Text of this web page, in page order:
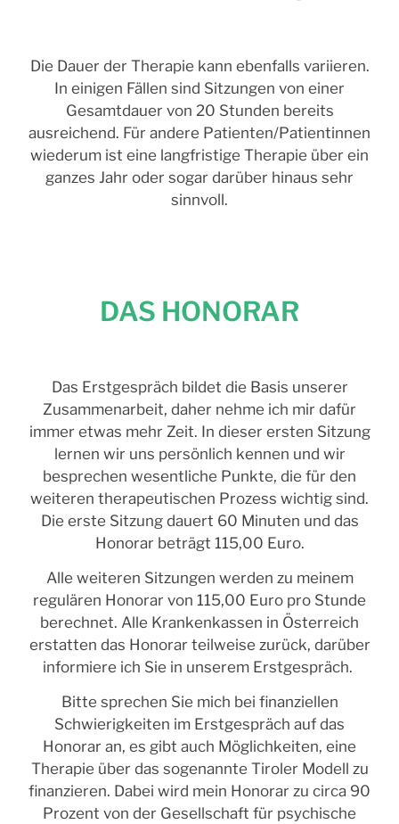
Die Dauer der Therapie kann ebenfalls variieren.
In einigen Fällen sind Sitzungen von einer
Gesamtdauer von 20 Stunden bereits
ausreichend. Für andere Patienten/Patientinnen
wiederum ist eine langfristige Therapie über ein
ganzes Jahr oder sogar darüber hinaus sehr
sinnvoll.
DAS HONORAR
Das Erstgespräch bildet die Basis unserer
Zusammenarbeit, daher nehme ich mir dafür
immer etwas mehr Zeit. In dieser ersten Sitzung
lernen wir uns persönlich kennen und wir
besprechen wesentliche Punkte, die für den
weiteren therapeutischen Prozess wichtig sind.
Die erste Sitzung dauert 60 Minuten und das
Honorar beträgt 115,00 Euro.
Alle weiteren Sitzungen werden zu meinem
regulären Honorar von 115,00 Euro pro Stunde
berechnet. Alle Krankenkassen in Österreich
erstatten das Honorar teilweise zurück, darüber
informiere ich Sie in unserem Erstgespräch.
Bitte sprechen Sie mich bei finanziellen
Schwierigkeiten im Erstgespräch auf das
Honorar an, es gibt auch Möglichkeiten, eine
Therapie über das sogenannte Tiroler Modell zu
finanzieren. Dabei wird mein Honorar zu circa 90
Prozent von der Gesellschaft für psychische